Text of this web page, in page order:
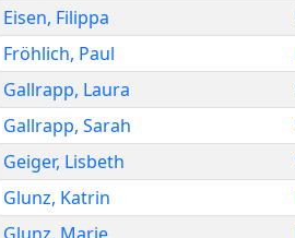
Eisen, Filippa
Fröhlich, Paul
Gallrapp, Laura
Gallrapp, Sarah
Geiger, Lisbeth
Glunz, Katrin